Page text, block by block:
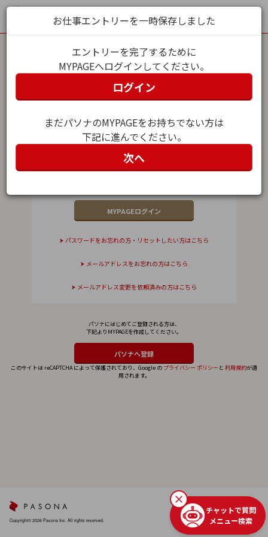
MYPAGEログイン
パスワード
パスワードをお忘れの方・リセットしたい方はこちら
メールアドレスをお忘れの方はこちら
メールアドレス変更を依頼済みの方はこちら
パソナにはじめてご登録される方は、
下記よりMYPAGEを作成してください。
このサイトは reCAPTCHA によって保護されており、Google の プライバシー ポリシー と 利用規約が適
用されます。
お仕事エントリーを一時保存しました
エントリーを完了するために
MYPAGEへログインしてください。
ログイン
まだパソナのMYPAGEをお持ちでない方は
下記に進んでください。
次へ
Copyright© 2026 Pasona Inc. All rights reserved.
チャットで質問
メニュー検索